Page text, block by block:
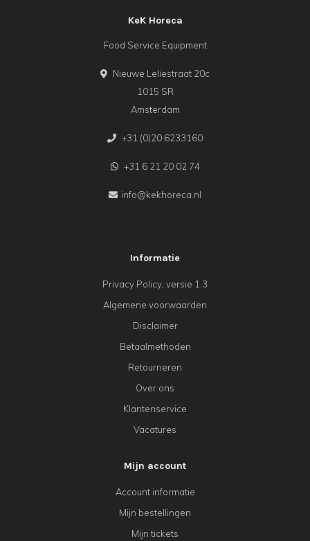
KeK Horeca
Food Service Equipment
Nieuwe Leliestraat 20c
1015 SR
Amsterdam
+31 (0)20 6233160
+31 6 21 20 02 74
info@kekhoreca.nl
Informatie
Privacy Policy, versie 1.3
Algemene voorwaarden
Disclaimer
Betaalmethoden
Retourneren
Over ons
Klantenservice
Vacatures
Mijn account
Account informatie
Mijn bestellingen
Mijn tickets